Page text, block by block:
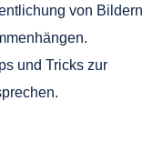
von Bildern
und Tricks zur